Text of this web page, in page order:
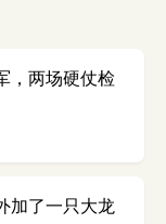
，两场硬仗检
加了一只大龙